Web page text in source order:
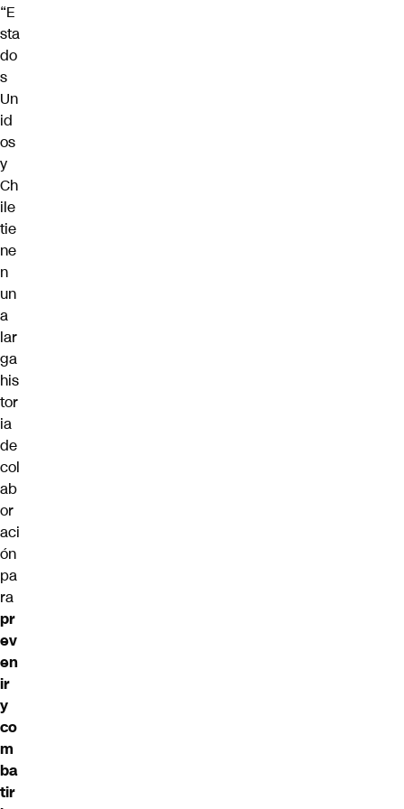
“E
sta
do
s
Un
id
os
y
Ch
ile
tie
ne
n
un
a
lar
ga
his
tor
ia
de
col
ab
or
aci
ón
pa
ra
pr
ev
en
ir
y
co
m
ba
tir